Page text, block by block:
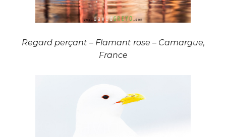
Regard perçant – Flamant rose – Camargue,
France